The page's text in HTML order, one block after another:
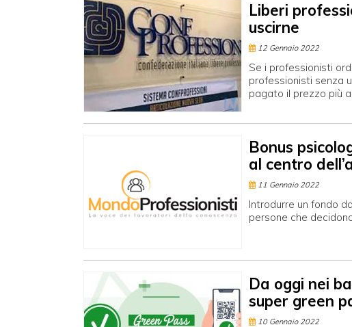
Liberi
uscirne
12 Gennaio 2022
Se i professionisti
professionisti senza
pagato il prezzo più
Bonus
al centro
11 Gennaio 2022
Introdurre un fondo
persone che
Da oggi nei
super green
10 Gennaio 2022